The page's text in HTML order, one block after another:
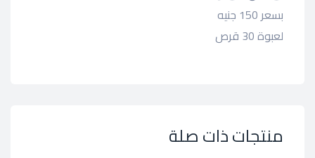
بسعر 150 جنيه
لعبوة 30 قرص
منتجات ذات صلة